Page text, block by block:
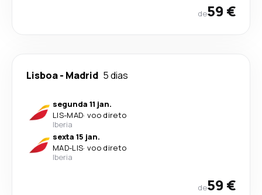
de59 €
Lisboa- Madrid 5 dias
segunda 11 jan.
LIS-MAD· voo direto
Iberia
sexta 15 jan.
MAD-LIS· voo direto
Iberia
de59 €